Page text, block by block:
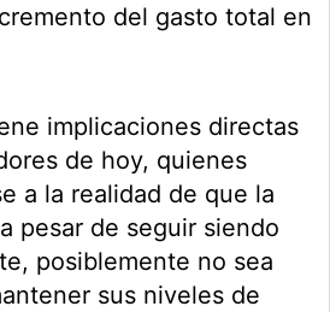
del gasto total en
implicaciones directas
de hoy, quienes
a la realidad de que la
pesar de seguir siendo
posiblemente no sea
sus niveles de